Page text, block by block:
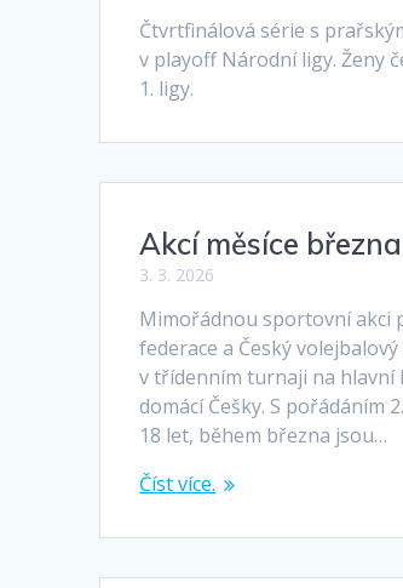
Čtvrtfinálová série s
v playoff Národní ligy. Ženy
1. ligy.
Akcí měsíce
3. 3. 2026
Mimořádnou sportovní akci
federace a Český
v třídenním turnaji na hlavní
domácí Češky. S pořádáním
18 let, během března jsou…
Číst více.